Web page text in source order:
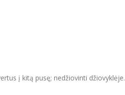
į kitą pusę; nedžiovinti džiovyklėje.